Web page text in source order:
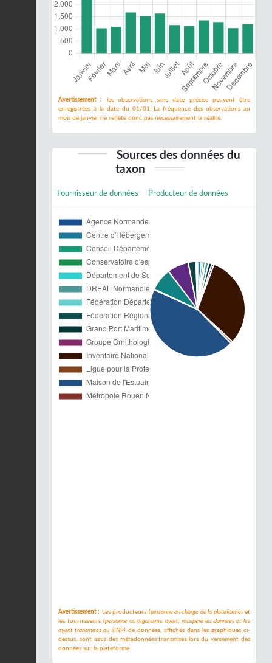
Avertissement :
les observations sans date précise peuvent être
enregistrées à la date du 01/01. La fréquence des observations au
mois de janvier ne reflète donc pas nécessairement la réalité.
Sources des données du
taxon
Fournisseur de données Producteur de données
Avertissement : Les producteurs (personne en charge de la plateforme)et
les fournisseurs(personne ou organisme ayant récupéré les données et les
ayant transmises au SINP) de données, affichés dans les graphiques ci-
dessus, sont issus des métadonnées transmises lors du versement des
données sur la plateforme.